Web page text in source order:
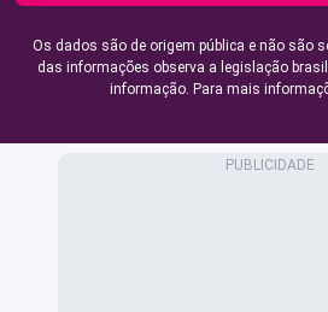
Os dados são de origem pública e não são
das informações observa a legislação
informação. Para mais